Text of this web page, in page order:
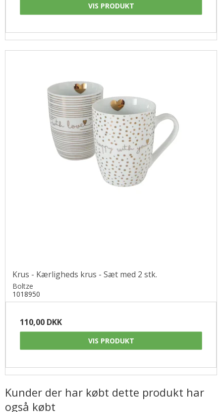
VIS PRODUKT
Krus - Kærligheds krus - Sæt med 2 stk.
Boltze
1018950
110,00 DKK
VIS PRODUKT
Kunder der har købt dette produkt har
også købt